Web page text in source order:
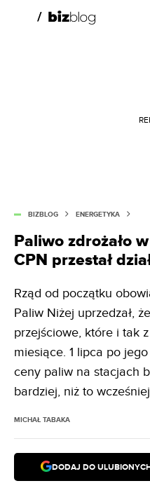
BIZBLOG ENERGETYKA
Paliwo zdrożało
CPN przestał
Rząd od początku
Paliw Niżej uprzedzał,
przejściowe, które i tak
miesiące. 1 lipca po
ceny paliw na stacjach
bardziej, niż to
MICHAŁ TABAKA
DODAJ DO